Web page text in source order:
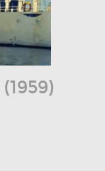
(1959)